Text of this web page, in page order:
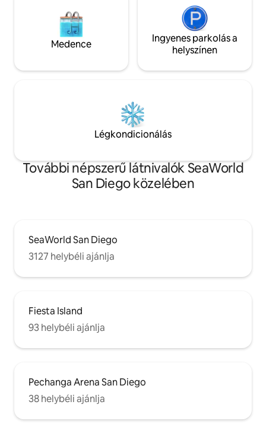
Medence
Ingyenes parkolás a
helyszínen
Légkondicionálás
További népszerű látnivalók SeaWorld
San Diego közelében
SeaWorld San Diego
3127 helybéli ajánlja
Fiesta Island
93 helybéli ajánlja
Pechanga Arena San Diego
38 helybéli ajánlja